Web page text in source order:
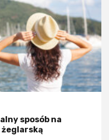
sposób na
żeglarską